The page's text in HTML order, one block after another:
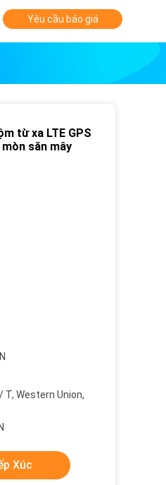
Yêu cầu báo giá
từ xa LTE GPS
săn mây
T, Western Union,
Xúc